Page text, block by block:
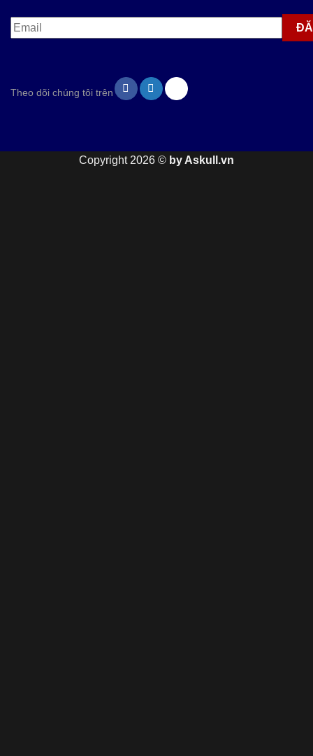
Theo dõi chúng tôi trên
Copyright 2026 © by Askull.vn